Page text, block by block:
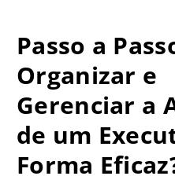
Passo a
Organizar e
Gerenciar a
de um
Forma